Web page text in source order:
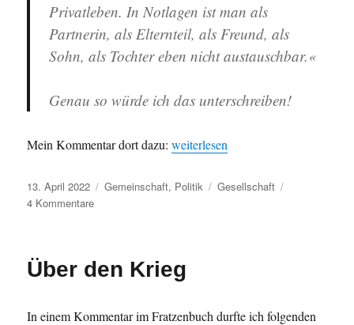
Privatleben. In Notlagen ist man als
Partnerin, als Elternteil, als Freund, als
Sohn, als Tochter eben nicht austauschbar.«
Genau so würde ich das unterschreiben!
Mein Kommentar dort dazu:„Spiegelgefecht“
weiterlesen
Veröffentlicht
am
13. April 2022 Kategorien
Gemeinschaft, Politik Schlagwörter
Gesellschaft
4 Kommentarezu
Über den Krieg
In einem Kommentar im Fratzenbuch durfte ich folgenden